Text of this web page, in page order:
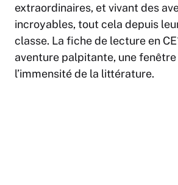
extraordinaires, et vivant des
incroyables, tout cela depuis
classe. La fiche de lecture en
aventure palpitante, une
l’immensité de la littérature.